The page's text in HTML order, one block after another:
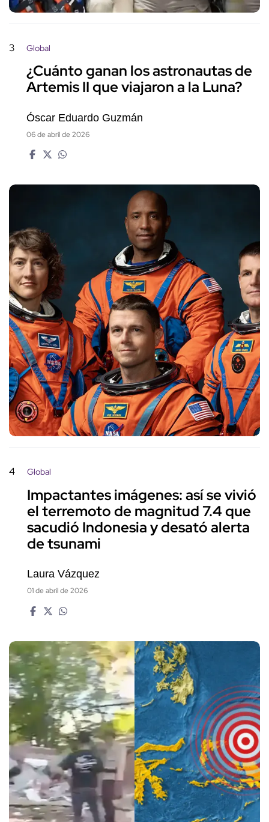
3 Global
¿Cuánto ganan los astronautas de
Artemis II que viajaron a la Luna?
Óscar Eduardo Guzmán
06 de abril de 2026
4 Global
Impactantes imágenes: así se vivió
el terremoto de magnitud 7.4 que
sacudió Indonesia y desató alerta
de tsunami
Laura Vázquez
01 de abril de 2026